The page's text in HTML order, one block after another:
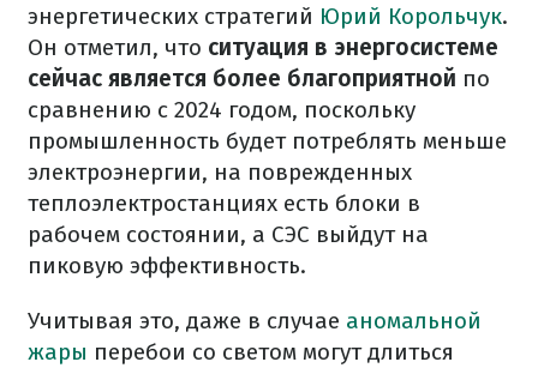
энергетических стратегий Юрий Корольчук.
Он отметил, что ситуация в энергосистеме
сейчас является более благоприятной по
сравнению с 2024 годом, поскольку
промышленность будет потреблять меньше
электроэнергии, на поврежденных
теплоэлектростанциях есть блоки в
рабочем состоянии, а СЭС выйдут на
пиковую эффективность.
Учитывая это, даже в случае аномальной
жары перебои со светом могут длиться